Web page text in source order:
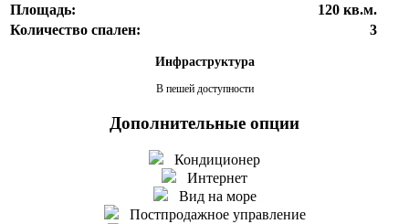
Площадь:
120 кв.м.
Количество спален:
3
Инфраструктура
В пешей доступности
Дополнительные опции
Кондиционер
Интернет
Вид на море
Постпродажное управление